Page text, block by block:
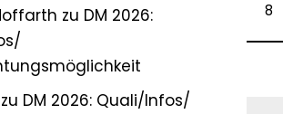
zu DM 2026:
zu DM 2026: Quali/Infos/
8